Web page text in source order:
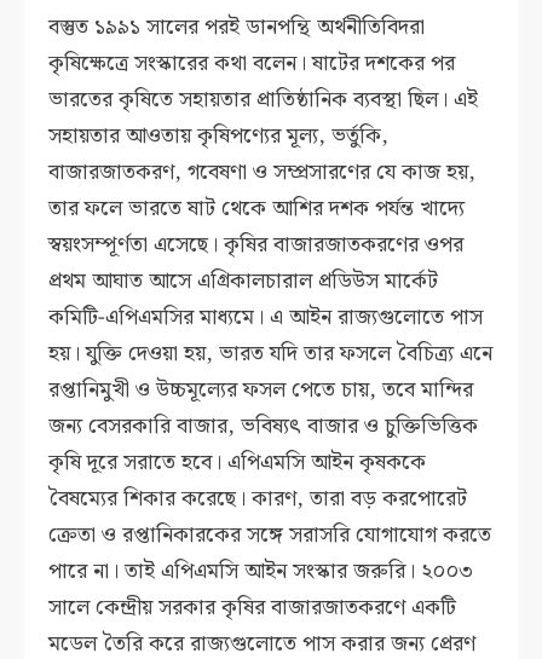
বস্তুত ১৯৯১ সালের পরই ডানপন্থি অর্থনীতিবিদরা
কৃষিক্ষেত্রে সংস্কারের কথা বলেন। ষাটের দশকের পর
ভারতের কৃষিতে সহায়তার প্রাতিষ্ঠানিক ব্যবস্থা ছিল। এই
সহায়তার আওতায় কৃষিপণ্যের মূল্য, ভর্তুকি,
বাজারজাতকরণ, গবেষণা ও সম্প্রসারণের যে কাজ হয়,
তার ফলে ভারতে ষাট থেকে আশির দশক পর্যন্ত খাদ্যে
স্বয়ংসম্পূর্ণতা এসেছে। কৃষির বাজারজাতকরণের ওপর
প্রথম আঘাত আসে এগ্রিকালচারাল প্রডিউস মার্কেট
কমিটি-এপিএমসির মাধ্যমে। এ আইন রাজ্যগুলোতে পাস
হয়। যুক্তি দেওয়া হয়, ভারত যদি তার ফসলে বৈচিত্র্য এনে
রপ্তানিমুখী ও উচ্চমূল্যের ফসল পেতে চায়, তবে মান্দির
জন্য বেসরকারি বাজার, ভবিষ্যৎ বাজার ও চুক্তিভিত্তিক
কৃষি দূরে সরাতে হবে। এপিএমসি আইন কৃষককে
বৈষম্যের শিকার করেছে। কারণ, তারা বড় করপোরেট
ক্রেতা ও রপ্তানিকারকের সঙ্গে সরাসরি যোগাযোগ করতে
পারে না। তাই এপিএমসি আইন সংস্কার জরুরি। ২০০৩
সালে কেন্দ্রীয় সরকার কৃষির বাজারজাতকরণে একটি
মডেল তৈরি করে রাজ্যগুলোতে পাস করার জন্য প্রেরণ